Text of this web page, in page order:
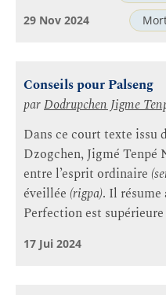
29 Nov 2024
Conseils pour Palseng
parDodrupchen Jigme
Dans ce court texte issu
Dzogchen, Jigmé
entre l’esprit ordinaire
éveillée (rigpa). Il résume
Perfection est
17 Jui 2024